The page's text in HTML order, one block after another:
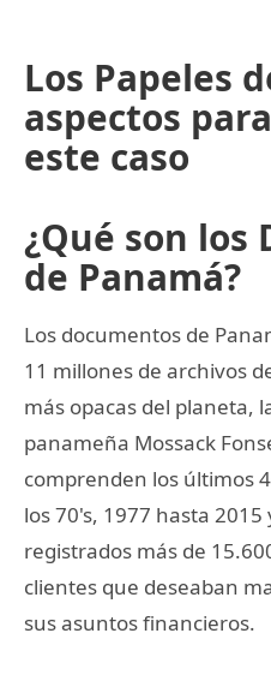
Los Papeles
aspectos
este caso
¿Qué son los
de Panamá?
Los documentos de
11 millones de archivos
más opacas del planeta,
panameña Mossack
comprenden los últimos
los 70's, 1977 hasta 2015
registrados más de
clientes que deseaban
sus asuntos financieros.